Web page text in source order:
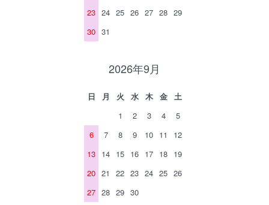
23 24 25 26 27 28 29
30 31
2026年9月
日 月 火 水 木 金
土
1
2 3 4
5
6
7 8 9 10 11
12
13 14 15 16 17 18 19
20 21 22 23 24 25 26
27 28 29 30